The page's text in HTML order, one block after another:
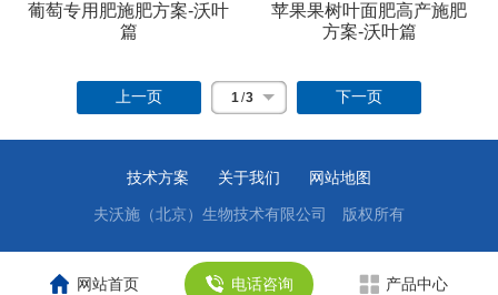
葡萄专用肥施肥方案-沃叶
篇
苹果果树叶面肥高产施肥
方案-沃叶篇
上一页 1 /3 下一页
技术方案 关于我们 网站地图
夫沃施（北京）生物技术有限公司 版权所有
网站首页 电话咨询 产品中心